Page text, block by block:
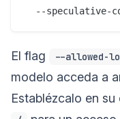
El flag --allowed-
modelo acceda a
Establézcalo en